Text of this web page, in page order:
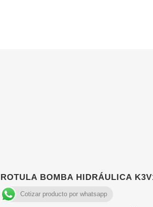
ROTULA BOMBA HIDRÁULICA
Cotizar producto por whatsapp